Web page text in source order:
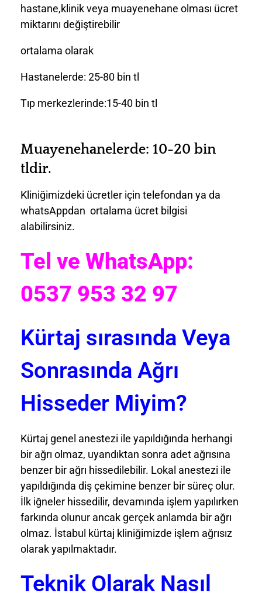
hastane,klinik veya muayenehane olması ücret
miktarını değiştirebilir
ortalama olarak
Hastanelerde: 25-80 bin tl
Tıp merkezlerinde:15-40 bin tl
Muayenehanelerde: 10-20 bin
tldir.
Kliniğimizdeki ücretler için telefondan ya da
whatsAppdan ortalama ücret bilgisi
alabilirsiniz.
Tel ve WhatsApp:
0537 953 32 97
Kürtaj sırasında Veya
Sonrasında Ağrı
Hisseder Miyim?
Kürtaj genel anestezi ile yapıldığında herhangi
bir ağrı olmaz, uyandıktan sonra adet ağrısına
benzer bir ağrı hissedilebilir. Lokal anestezi ile
yapıldığında diş çekimine benzer bir süreç olur.
İlk iğneler hissedilir, devamında işlem yapılırken
farkında olunur ancak gerçek anlamda bir ağrı
olmaz. İstabul kürtaj kliniğimizde işlem ağrısız
olarak yapılmaktadır.
Teknik Olarak Nasıl